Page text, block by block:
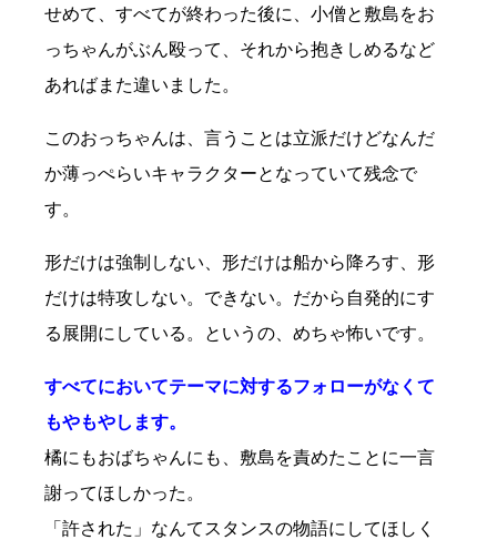
せめて、すべてが終わった後に、小僧と敷島をお
っちゃんがぶん殴って、それから抱きしめるなど
あればまた違いました。
このおっちゃんは、言うことは立派だけどなんだ
か薄っぺらいキャラクターとなっていて残念で
す。
形だけは強制しない、形だけは船から降ろす、形
だけは特攻しない。できない。だから自発的にす
る展開にしている。というの、めちゃ怖いです。
すべてにおいてテーマに対するフォローがなくて
もやもやします。
橘にもおばちゃんにも、敷島を責めたことに一言
謝ってほしかった。
「許された」なんてスタンスの物語にしてほしく